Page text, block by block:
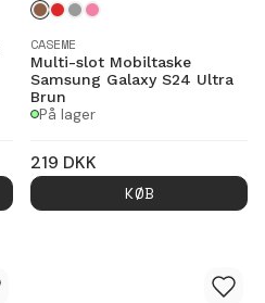
CASEME
Multi-slot Mobiltaske
Samsung Galaxy S24 Ultra
Brun
På lager
219 DKK
KØB